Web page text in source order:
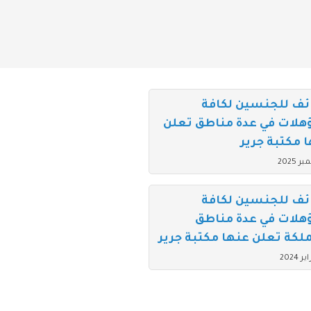
للجنسين لكافة
في عدة مناطق تعلن
مكتبة جرير
للجنسين لكافة
في عدة مناطق
تعلن عنها مكتبة جرير